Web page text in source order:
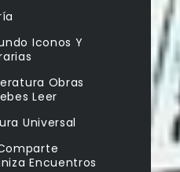
Iconos Y
Obras
Leer
Universal
Encuentros